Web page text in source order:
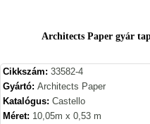
Architects Paper gyár
Cikkszám: 33582-4
Gyártó: Architects Paper
Katalógus: Castello
Méret: 10,05m x 0,53 m